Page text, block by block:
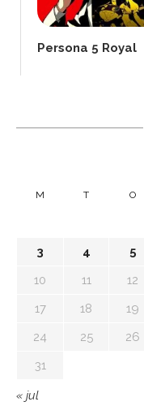
Persona 5 Royal
M T O
3
4 5
10
11 12
17
18 19
24
25 26
31
« jul